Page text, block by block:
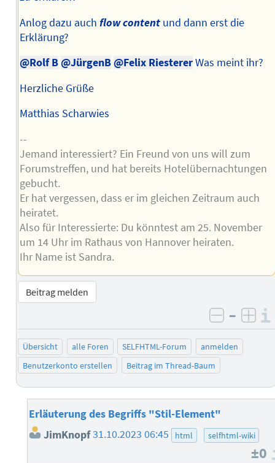
Anlog dazu auch flow contentund dann erst die
Erklärung?
@Rolf B@JürgenB@Felix RiestererWas meint ihr?
Herzliche Grüße
Matthias Scharwies
--
Jemand interessiert? Ein Freund von uns will zum
Forumstreffen, und hat bereits Hotelübernachtungen
gebucht.
Er hat vergessen, dass er im gleichen Zeitraum auch
heiratet.
Also für Interessierte: Du könntest am 25. November
um 14 Uhr im Rathaus von Hannover heiraten.
Ihr Name ist Sandra.
Beitrag melden
negativ
–
Übersicht alle Foren SELFHTML-Forum
anmelden
Benutzerkonto erstellen
Beitrag im Thread-Baum
Erläuterung des Begriffs "Stil-Element"
JimKnopf31.10.2023 06:45 html selfhtml-wiki
±0